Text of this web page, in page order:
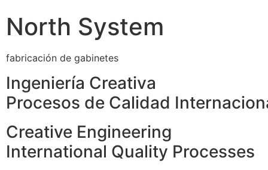
North System
fabricación de gabinetes
Ingeniería Creativa
Procesos de Calidad
Creative Engineering
International Quality Processes